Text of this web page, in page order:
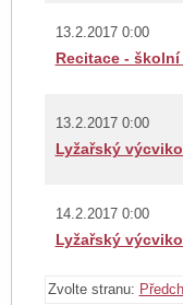
13.2.2017 0:00
Recitace -
13.2.2017 0:00
Lyžařský
14.2.2017 0:00
Lyžařský
Zvolte stranu: